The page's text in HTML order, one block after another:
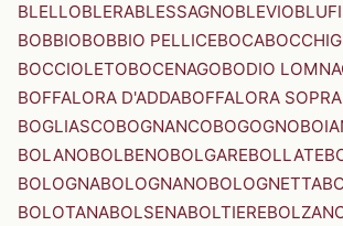
BLELLOBLERABLESSAGNOBLEVIOBLUFI
BOBBIOBOBBIO PELLICEBOCA
BOCCIOLETOBOCENAGOBODIO
BOFFALORA D'ADDABOFFALORA
BOGLIASCOBOGNANCOBOGOGNO
BOLANOBOLBENOBOLGAREBOLLATE
BOLOGNABOLOGNANOBOLOGNETTA
BOLOTANABOLSENABOLTIERE